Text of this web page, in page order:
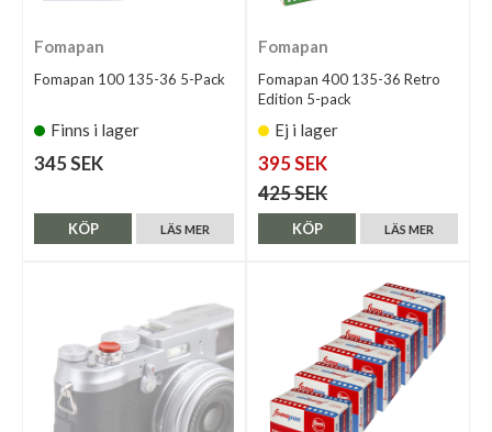
Fomapan
Fomapan 100 135-36 5-Pack
Finns i lager
345 SEK
LÄS MER
KÖP
Fomapan
Fomapan 400 135-36 Retro
Edition 5-pack
Ej i lager
395 SEK
425 SEK
LÄS MER
KÖP